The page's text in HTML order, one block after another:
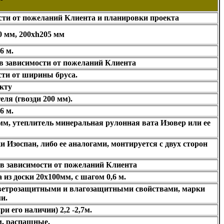
от пожеланий Клиента и планировки проекта
мм, 200хh205 мм
м.
зависимости от пожеланий Клиента
от ширины бруса.
(гвозди 200 мм).
м.
утеплитель минеральная рулонная вата Изовер или ее
либо ее аналогами, монтируется с двух сторон
зависимости от пожеланий Клиента
из доски 20х100мм, с шагом 0,6 м.
и влагозащитными свойствами, марки
его наличии) 2,2 -2,7м.
распашные.